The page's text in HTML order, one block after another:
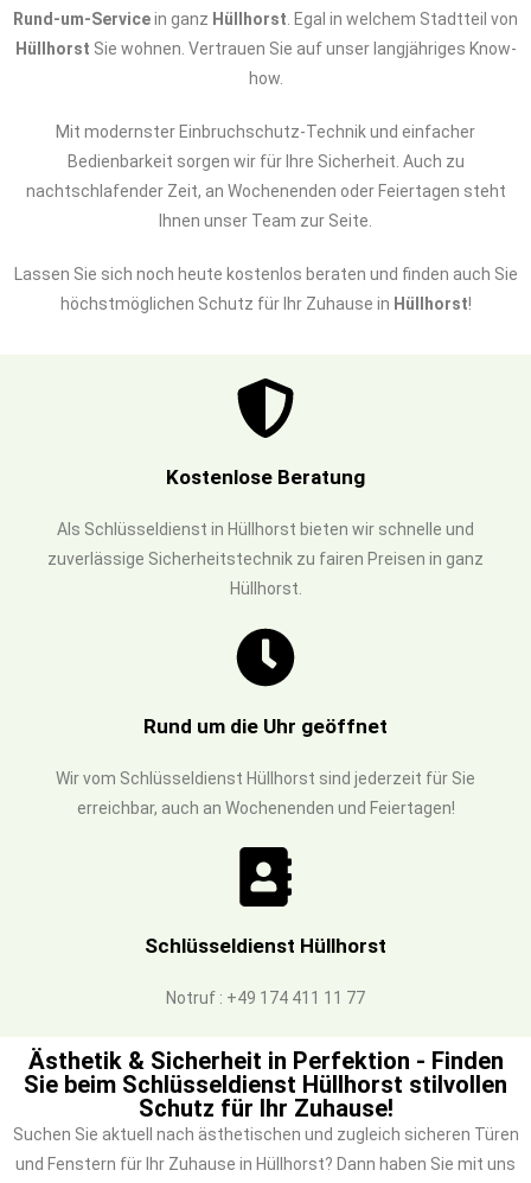
Rund-um-Servicein ganz Hüllhorst . Egal in welchem Stadtteil von
Hüllhorst Sie wohnen. Vertrauen Sie auf unser langjähriges Know-
how.
Mit modernster Einbruchschutz-Technik und einfacher
Bedienbarkeit sorgen wir für Ihre Sicherheit. Auch zu
nachtschlafender Zeit, an Wochenenden oder Feiertagen steht
Ihnen unser Team zur Seite.
Lassen Sie sich noch heute kostenlos beraten und finden auch Sie
höchstmöglichen Schutz für Ihr Zuhause in Hüllhorst!
Kostenlose Beratung
Als Schlüsseldienst in Hüllhorst bieten wir schnelle und
zuverlässige Sicherheitstechnik zu fairen Preisen in ganz
Hüllhorst.
Rund um die Uhr geöffnet
Wir vom Schlüsseldienst Hüllhorst sind jederzeit für Sie
erreichbar, auch an Wochenenden und Feiertagen!
Schlüsseldienst Hüllhorst
Notruf : +49 174 411 11 77
Ästhetik & Sicherheit in Perfektion - Finden
Sie beim Schlüsseldienst Hüllhorst stilvollen
Schutz für Ihr Zuhause!
Suchen Sie aktuell nach ästhetischen und zugleich sicheren Türen
und Fenstern für Ihr Zuhause in Hüllhorst? Dann haben Sie mit uns